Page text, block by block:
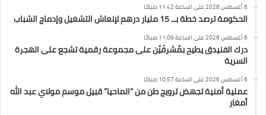
6 أغسطس 2026 على الساعة 11:42 صباحًا
الحكومة ترصد خطة بــ 15 مليار درهم لإنعاش التشغيل وإدماج الشباب
6 أغسطس 2026 على الساعة 11:09 صباحًا
درك الفنيدق يطيح بمُشرفَيْن على مجموعة رقمية تشجع على الهجرة
السرية
6 أغسطس 2026 على الساعة 10:57 صباحًا
عملية أمنية تجهض ترويج طن من “الماحيا” قبيل موسم مولاي عبد الله
أمغار